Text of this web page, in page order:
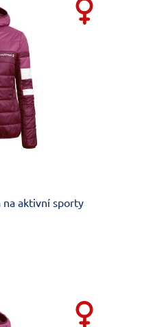
na aktivní sporty